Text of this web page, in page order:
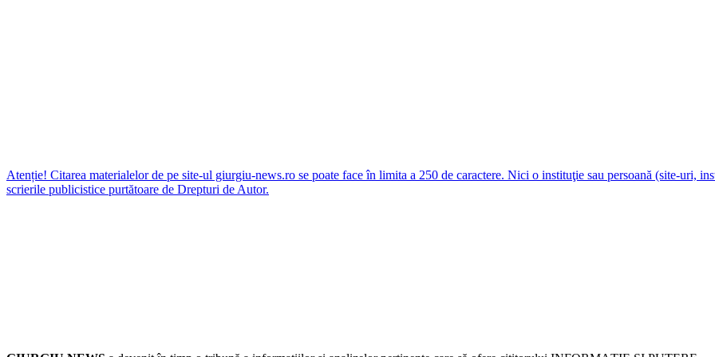
Atenție! Citarea materialelor de pe site-ul giurgiu-news.ro se poate face în limita a 250 de caractere. Nici o instituţie sau persoană (site-uri,
scrierile publicistice purtătoare de Drepturi de Autor.